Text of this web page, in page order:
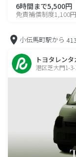
6時間まで5,500円
免責補償制度1,100円
小伝馬町駅から
トヨタレン
港区芝大門1-3-